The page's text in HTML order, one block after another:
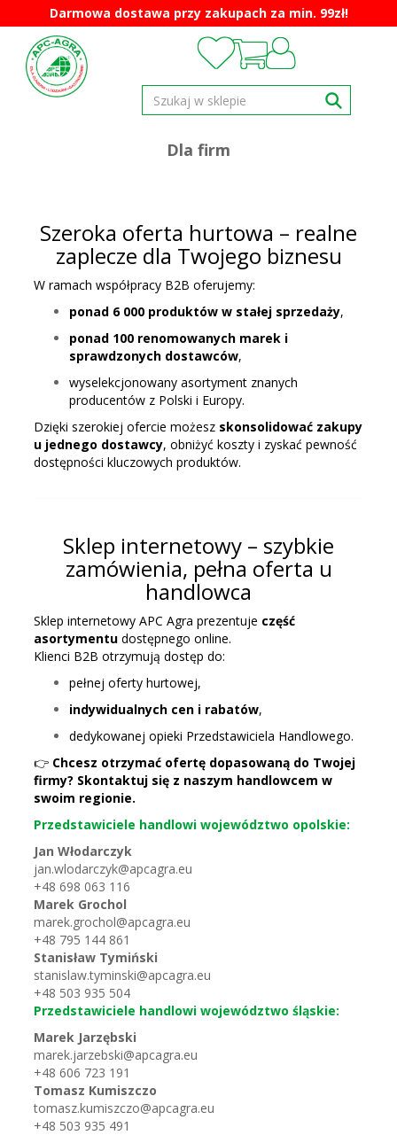
Darmowa dostawa przy zakupach za min. 99zł!
Dla firm
Szeroka oferta hurtowa – realne
zaplecze dla Twojego biznesu
W ramach współpracy B2B oferujemy:
ponad 6 000 produktów w stałej sprzedaży,
ponad 100 renomowanych marek i
sprawdzonych dostawców,
wyselekcjonowany asortyment znanych
producentów z Polski i Europy.
Dzięki szerokiej ofercie możesz skonsolidować zakupy
u jednego dostawcy, obniżyć koszty i zyskać pewność
dostępności kluczowych produktów.
Sklep internetowy – szybkie
zamówienia, pełna oferta u
handlowca
Sklep internetowy APC Agra prezentuje część
asortymentudostępnego online.
Klienci B2B otrzymują dostęp do:
pełnej oferty hurtowej,
indywidualnych cen i rabatów,
dedykowanej opieki Przedstawiciela Handlowego.
👉 Chcesz otrzymać ofertę dopasowaną do Twojej
firmy? Skontaktuj się z naszym handlowcem w
swoim regionie.
Przedstawiciele handlowi województwo opolskie:
Jan Włodarczyk
jan.wlodarczyk@apcagra.eu
+48 698 063 116
Marek Grochol
marek.grochol@apcagra.eu
+48 795 144 861
Stanisław Tymiński
stanislaw.tyminski@apcagra.eu
+48 503 935 504
Przedstawiciele handlowi województwo śląskie:
Marek Jarzębski
marek.jarzebski@apcagra.eu
+48 606 723 191
Tomasz Kumiszczo
tomasz.kumiszczo@apcagra.eu
+48 503 935 491